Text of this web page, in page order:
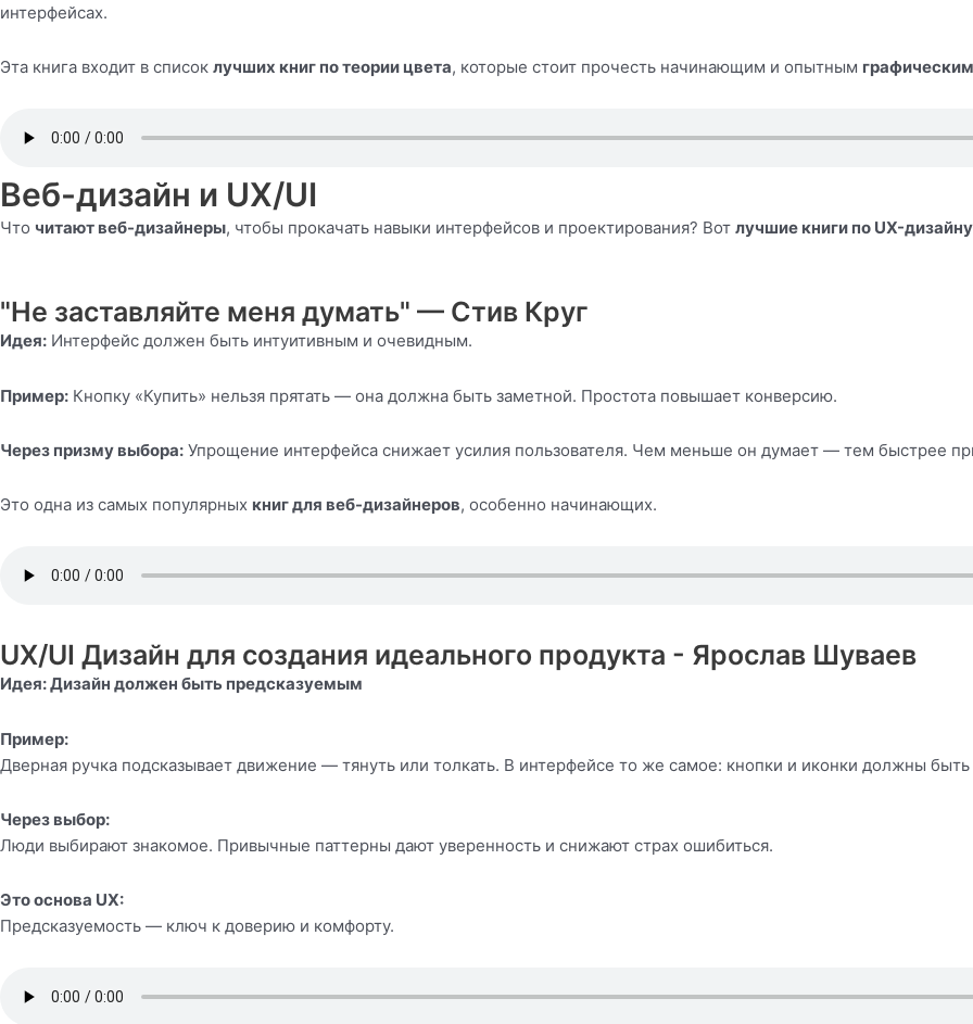
интерфейсах.
Эта книга входит в список лучших книг по теории цвета, которые стоит прочесть начинающим и опытным
Веб-дизайн и UX/UI
Что читают веб-дизайнеры, чтобы прокачать навыки интерфейсов и проектирования? Вот лучшие книги по UX-дизайну
"Не заставляйте меня думать" — Стив Круг
Идея: Интерфейс должен быть интуитивным и очевидным.
Пример: Кнопку «Купить» нельзя прятать — она должна быть заметной. Простота повышает конверсию.
Через призму выбора: Упрощение интерфейса снижает усилия пользователя. Чем меньше он думает — тем быстрее
Это одна из самых популярных книг для веб-дизайнеров, особенно начинающих.
UX/UI Дизайн для создания идеального продукта - Ярослав Шуваев
Идея: Дизайн должен быть предсказуемым
Пример:
Дверная ручка подсказывает движение — тянуть или толкать. В интерфейсе то же самое: кнопки и иконки должны быть
Через выбор:
Люди выбирают знакомое. Привычные паттерны дают уверенность и снижают страх ошибиться.
Это основа UX:
Предсказуемость — ключ к доверию и комфорту.